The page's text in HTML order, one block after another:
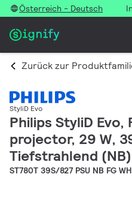
Österreich - Deutsch
Zurück zur
StyliD Evo
Philips StyliD
projector, 29 W,
Tiefstrahlend
ST780T 39S/827 PSU NB FG WH